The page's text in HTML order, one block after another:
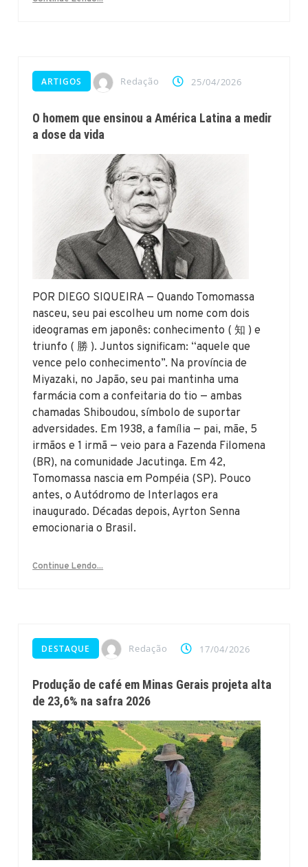
ARTIGOS Redação 25/04/2026
O homem que ensinou a América Latina a medir
a dose da vida
POR DIEGO SIQUEIRA — Quando Tomomassa
nasceu, seu pai escolheu um nome com dois
ideogramas em japonês: conhecimento ( 知 ) e
triunfo ( 勝 ). Juntos significam: “aquele que
vence pelo conhecimento”. Na província de
Miyazaki, no Japão, seu pai mantinha uma
farmácia com a confeitaria do tio — ambas
chamadas Shiboudou, símbolo de suportar
adversidades. Em 1938, a família — pai, mãe, 5
irmãos e 1 irmã — veio para a Fazenda Filomena
(BR), na comunidade Jacutinga. Em 42,
Tomomassa nascia em Pompéia (SP). Pouco
antes, o Autódromo de Interlagos era
inaugurado. Décadas depois, Ayrton Senna
emocionaria o Brasil.
Continue Lendo...
DESTAQUE Redação 17/04/2026
Produção de café em Minas Gerais projeta alta
de 23,6% na safra 2026